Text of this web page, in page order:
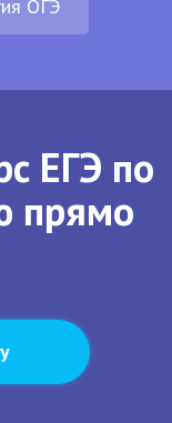
ОГЭ
ЕГЭ по
прямо